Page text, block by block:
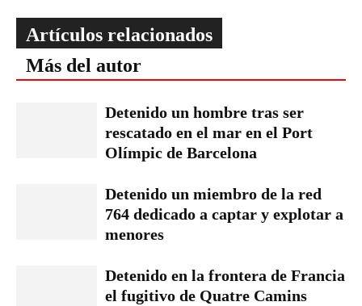
Artículos relacionados
Más del autor
Detenido un hombre tras ser
rescatado en el mar en el Port
Olímpic de Barcelona
Detenido un miembro de la red
764 dedicado a captar y explotar a
menores
Detenido en la frontera de Francia
el fugitivo de Quatre Camins